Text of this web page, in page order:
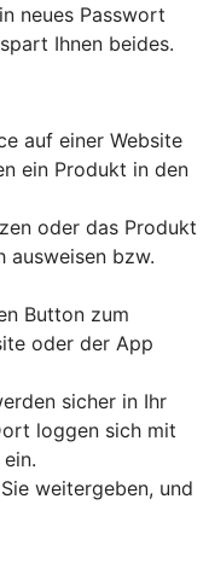
neues Passwort
Ihnen beides.
auf einer Website
ein Produkt in den
oder das Produkt
ausweisen bzw.
Button zum
oder der App
sicher in Ihr
loggen sich mit
weitergeben, und